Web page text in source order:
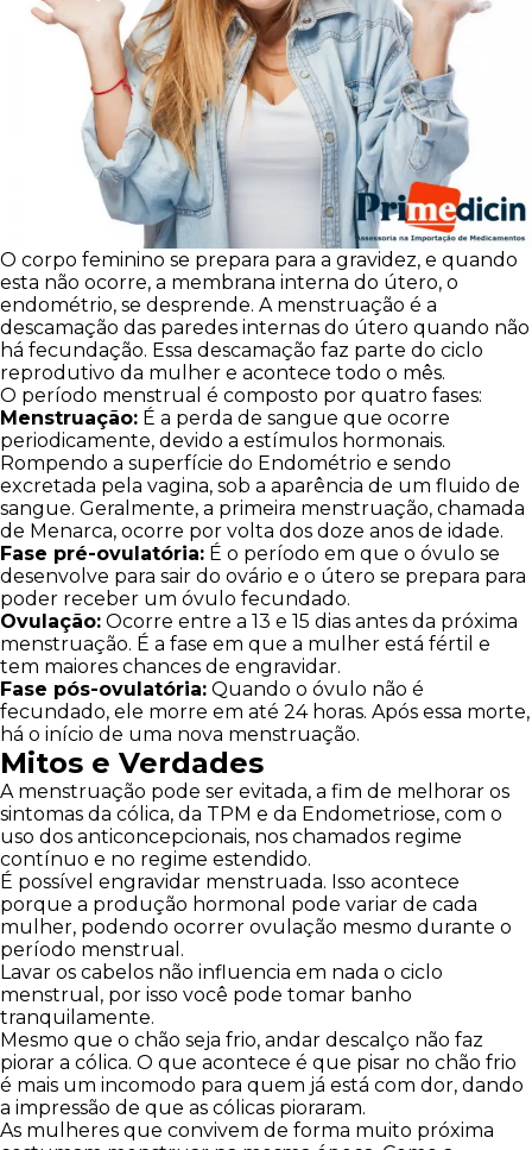
O corpo feminino se prepara para a gravidez, e quando
esta não ocorre, a membrana interna do útero, o
endométrio, se desprende. A menstruação é a
descamação das paredes internas do útero quando não
há fecundação. Essa descamação faz parte do ciclo
reprodutivo da mulher e acontece todo o mês.
O período menstrual é composto por quatro fases:
Menstruação: É a perda de sangue que ocorre
periodicamente, devido a estímulos hormonais.
Rompendo a superfície do Endométrio e sendo
excretada pela vagina, sob a aparência de um fluido de
sangue. Geralmente, a primeira menstruação, chamada
de Menarca, ocorre por volta dos doze anos de idade.
Fase pré-ovulatória: É o período em que o óvulo se
desenvolve para sair do ovário e o útero se prepara para
poder receber um óvulo fecundado.
Ovulação: Ocorre entre a 13 e 15 dias antes da próxima
menstruação. É a fase em que a mulher está fértil e
tem maiores chances de engravidar.
Fase pós-ovulatória: Quando o óvulo não é
fecundado, ele morre em até 24 horas. Após essa morte,
há o início de uma nova menstruação.
Mitos e Verdades
A menstruação pode ser evitada, a fim de melhorar os
sintomas da cólica, da TPM e da Endometriose, com o
uso dos anticoncepcionais, nos chamados regime
contínuo e no regime estendido.
É possível engravidar menstruada. Isso acontece
porque a produção hormonal pode variar de cada
mulher, podendo ocorrer ovulação mesmo durante o
período menstrual.
Lavar os cabelos não influencia em nada o ciclo
menstrual, por isso você pode tomar banho
tranquilamente.
Mesmo que o chão seja frio, andar descalço não faz
piorar a cólica. O que acontece é que pisar no chão frio
é mais um incomodo para quem já está com dor, dando
a impressão de que as cólicas pioraram.
As mulheres que convivem de forma muito próxima